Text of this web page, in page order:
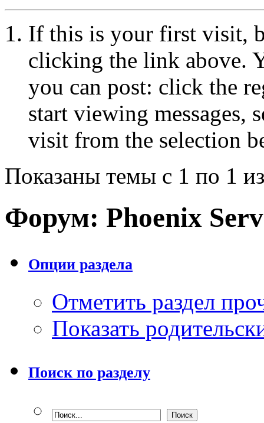
If this is your first visit,
clicking the link above.
you can post: click the
start viewing messages,
visit from the selection
Показаны темы с 1 по 1
Форум: Phoenix
Опции раздела
Отметить раздел
Показать
Поиск по разделу